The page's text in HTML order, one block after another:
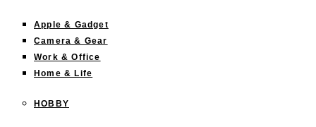
Apple & Gadget
Camera & Gear
Work & Office
Home & Life
HOBBY